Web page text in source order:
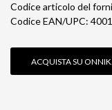
Codice articolo del
Codice EAN/UPC:
ACQUISTA SU